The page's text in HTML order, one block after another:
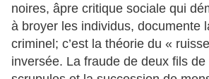
noires, âpre critique sociale qui
à broyer les individus, documente
criminel; c’est la théorie du «
inversée. La fraude de deux fils